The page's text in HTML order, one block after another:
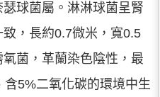
球菌屬。淋淋球菌呈腎
，長約0.7微米，寬0.5
菌，革蘭染色陰性，最
5%二氧化碳的環境中生